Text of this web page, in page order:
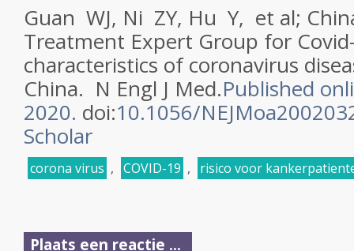
Guan WJ, Ni ZY, Hu Y, et al;
Treatment Expert Group for
characteristics of coronavirus
China. N Engl J Med.Published
2020. doi:10.1056/
Scholar
corona virus , COVID-19 , risico voor
Plaats een reactie ...